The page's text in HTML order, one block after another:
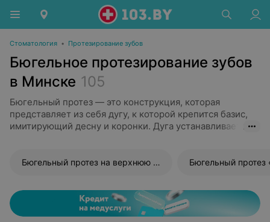
Стоматология • Протезирование зубов
Бюгельное протезирование зубов
в Минске 105
Бюгельный протез — это конструкция, которая
представляет из себя дугу, к которой крепится базис,
имитирующий десну и коронки. Дуга устанавливается в
протезирования отличается своей простотой,
ухудшает дикцию. Современные технологии
производства позволяют изготавливать протезы,
Бюгельный протез на верхнюю челюсть Бюгельный протез